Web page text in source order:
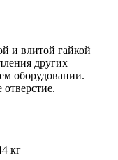
и влитой гайкой
других
оборудовании.
кг